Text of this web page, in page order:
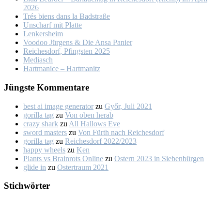
2026
Trés biens dans la Bad­stra­ße
Un­scharf mit Plat­te
Len­kers­heim
Voo­doo Jür­gens & Die An­sa Pa­nier
Rei­ches­dorf, Pfings­ten 2025
Me­dia­sch
Hart­ma­nice – Hart­ma­nitz
Jüngs­te Kom­men­ta­re
best ai image generator zu Győr, Ju­li 2021
gorilla tag zu Von oben her­ab
crazy shark zu All Hal­lows Eve
sword masters zu Von Fürth nach Rei­ches­dorf
gorilla tag zu Rei­ches­dorf 2022/2023
happy wheels zu Ken
Plants vs Brainrots Online zu Os­tern 2023 in Sie­ben­bür­gen
glide in zu Os­ter­traum 2021
Stich­wör­ter